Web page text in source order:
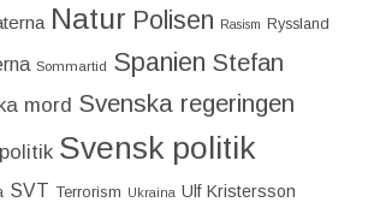
Natur Polisen Rasism Ryssland
Sommartid Spanien Stefan
mord Svenska regeringen
Svensk politik
SVT Terrorism Ukraina Ulf Kristersson